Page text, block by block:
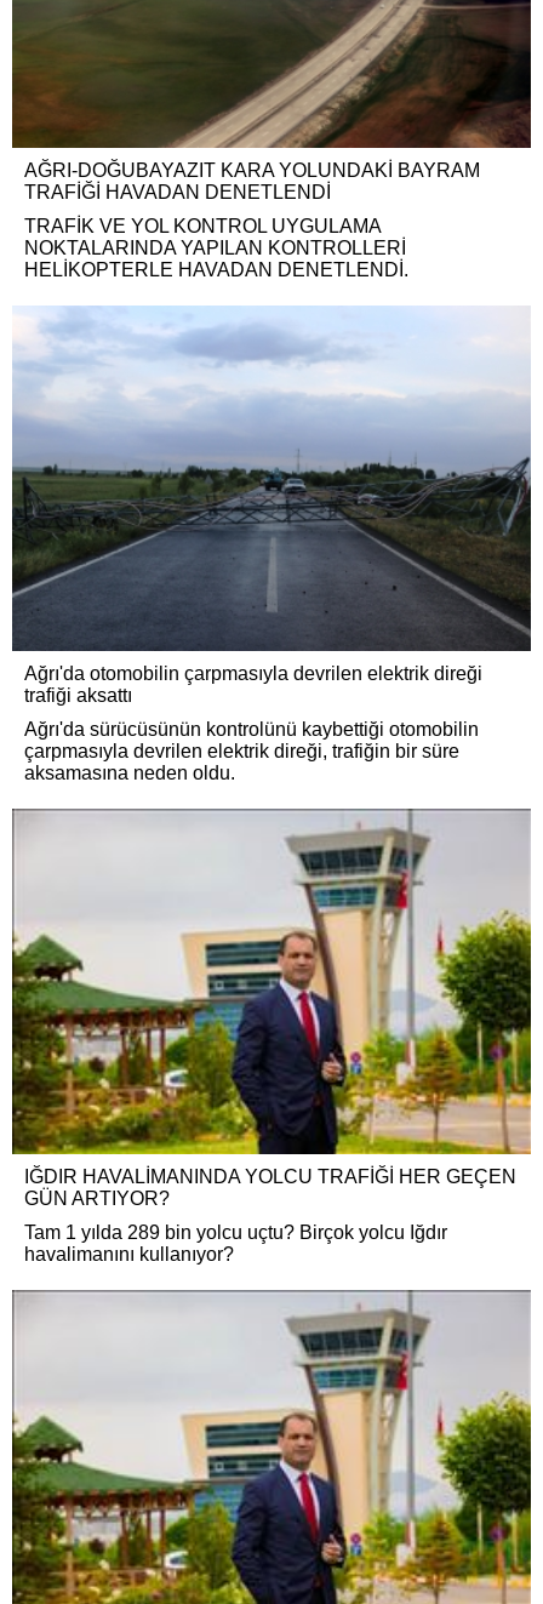
AĞRI-DOĞUBAYAZIT KARA YOLUNDAKİ BAYRAM
TRAFİĞİ HAVADAN DENETLENDİ
TRAFİK VE YOL KONTROL UYGULAMA
NOKTALARINDA YAPILAN KONTROLLERİ
HELİKOPTERLE HAVADAN DENETLENDİ.
Ağrı'da otomobilin çarpmasıyla devrilen elektrik direği
trafiği aksattı
Ağrı'da sürücüsünün kontrolünü kaybettiği otomobilin
çarpmasıyla devrilen elektrik direği, trafiğin bir süre
aksamasına neden oldu.
IĞDIR HAVALİMANINDA YOLCU TRAFİĞİ HER GEÇEN
GÜN ARTIYOR?
Tam 1 yılda 289 bin yolcu uçtu? Birçok yolcu Iğdır
havalimanını kullanıyor?